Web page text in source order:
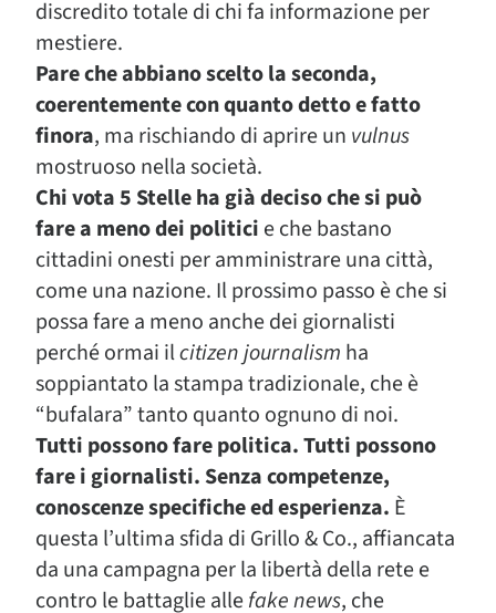
discredito totale di chi fa informazione per
mestiere.
Pare che abbiano scelto la seconda,
coerentemente con quanto detto e fatto
finora, ma rischiando di aprire un vulnus
mostruoso nella società.
Chi vota 5 Stelle ha già deciso che si può
fare a meno dei politici e che bastano
cittadini onesti per amministrare una città,
come una nazione. Il prossimo passo è che si
possa fare a meno anche dei giornalisti
perché ormai ilcitizen journalism ha
soppiantato la stampa tradizionale, che è
“bufalara” tanto quanto ognuno di noi.
Tutti possono fare politica. Tutti possono
fare i giornalisti. Senza competenze,
conoscenze specifiche ed esperienza. È
questa l’ultima sfida di Grillo & Co., affiancata
da una campagna per la libertà della rete e
contro le battaglie allefake news, che